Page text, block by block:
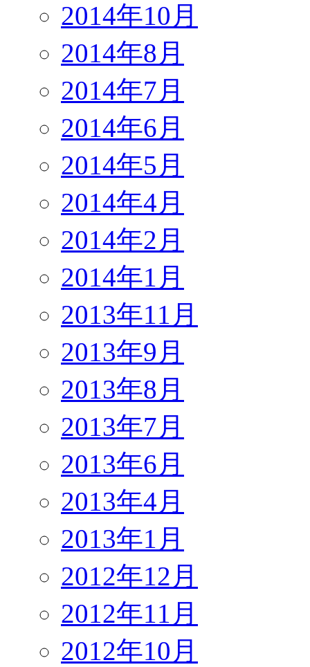
2014年10月
2014年8月
2014年7月
2014年6月
2014年5月
2014年4月
2014年2月
2014年1月
2013年11月
2013年9月
2013年8月
2013年7月
2013年6月
2013年4月
2013年1月
2012年12月
2012年11月
2012年10月